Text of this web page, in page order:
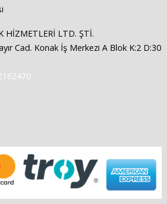
HİZMETLERİ LTD. ŞTİ.
Cad. Konak İş Merkezi A Blok K:2 D:30